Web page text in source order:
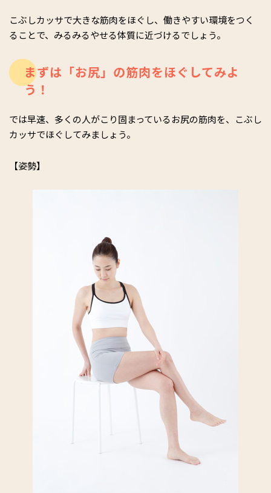
こぶしカッサで大きな筋肉をほぐし、働きやすい環境をつく
ることで、みるみるやせる体質に近づけるでしょう。
まずは「お尻」の筋肉をほぐしてみよ
う！
では早速、多くの人がこり固まっているお尻の筋肉を、こぶし
カッサでほぐしてみましょう。
【姿勢】